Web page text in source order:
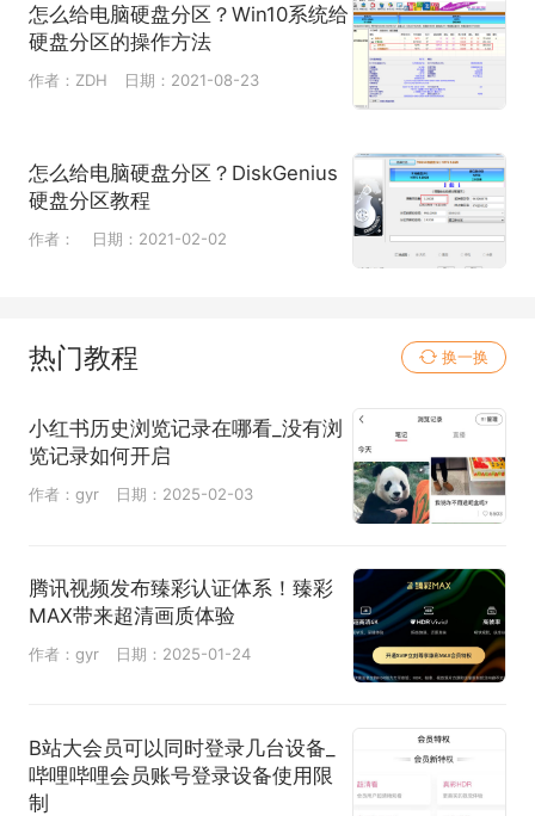
怎么给电脑硬盘分区？Win10系统给
硬盘分区的操作方法
作者：ZDH 日期：2021-08-23
怎么给电脑硬盘分区？DiskGenius
硬盘分区教程
作者： 日期：2021-02-02
热门教程 换一换
小红书历史浏览记录在哪看_没有浏
览记录如何开启
作者：gyr 日期：2025-02-03
腾讯视频发布臻彩认证体系！臻彩
MAX带来超清画质体验
作者：gyr 日期：2025-01-24
B站大会员可以同时登录几台设备_
哔哩哔哩会员账号登录设备使用限
制